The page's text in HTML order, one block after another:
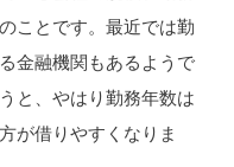
ことです。最近では勤
金融機関もあるようで
と、やはり勤務年数は
が借りやすくなりま